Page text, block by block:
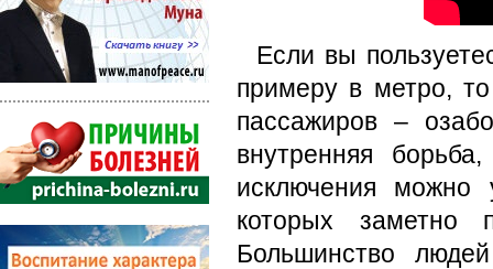
Если вы
примеру в метро,
пассажиров –
внутренняя
исключения можно
которых заметно
Большинство